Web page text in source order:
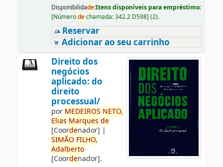
Disponibilidade:Itens disponíveis para empréstimo:
[Númerodechamada:342.2 D598] (2).
Reservar
Adicionar ao seu carrinho
Direito dos
negócios
aplicado: do
direito
processual/
por MEDEIROS NETO,
Elias Marques de
[Coordenador] |
SIMÃO FILHO,
Adalberto
[Coordenador].